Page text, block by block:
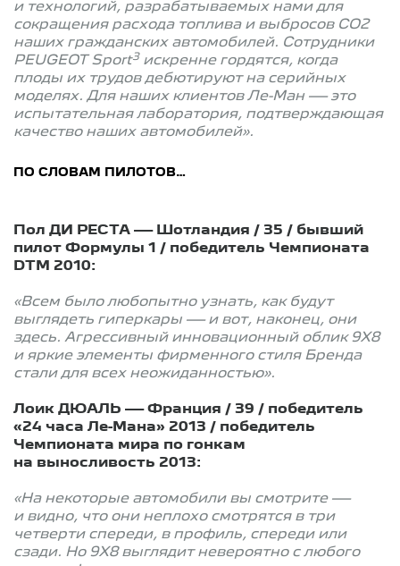
и технологий, разрабатываемых нами для
сокращения расхода топлива и выбросов CO2
наших гражданских автомобилей. Сотрудники
PEUGEOT Sport3 искренне гордятся, когда
плоды их трудов дебютируют на серийных
моделях. Для наших клиентов Ле-Ман — это
испытательная лаборатория, подтверждающая
качество наших автомобилей».
ПО СЛОВАМ ПИЛОТОВ…
Пол ДИ РЕСТА — Шотландия / 35 / бывший
пилот Формулы 1 / победитель Чемпионата
DTM 2010:
«Всем было любопытно узнать, как будут
выглядеть гиперкары — и вот, наконец, они
здесь. Агрессивный инновационный облик 9X8
и яркие элементы фирменного стиля Бренда
стали для всех неожиданностью».
Лоик ДЮАЛЬ — Франция / 39 / победитель
«24 часа Ле-Мана» 2013 / победитель
Чемпионата мира по гонкам
на выносливость 2013:
«На некоторые автомобили вы смотрите —
и видно, что они неплохо смотрятся в три
четверти спереди, в профиль, спереди или
сзади. Но 9X8 выглядит невероятно с любого